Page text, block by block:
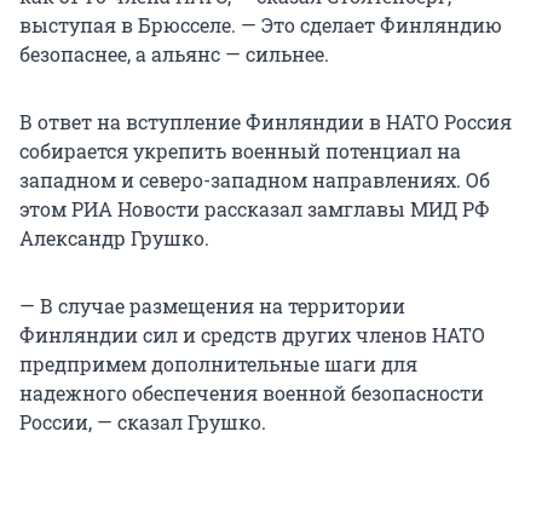
выступая в Брюсселе. — Это сделает Финляндию
безопаснее, а альянс — сильнее.
В ответ на вступление Финляндии в НАТО Россия
собирается укрепить военный потенциал на
западном и северо-западном направлениях. Об
этом РИА Новости рассказал замглавы МИД РФ
Александр Грушко.
— В случае размещения на территории
Финляндии сил и средств других членов НАТО
предпримем дополнительные шаги для
надежного обеспечения военной безопасности
России, — сказал Грушко.